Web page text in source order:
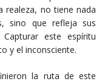
realeza, no tiene nada
sino que refleja sus
este espíritu
y el inconsciente.
la ruta de este